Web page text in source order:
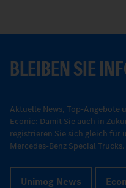
BLEIBEN SIE
Aktuelle News, Top-Angebote
Econic: Damit Sie auch in
registrieren Sie sich gleich für
Mercedes-Benz Special Trucks.
Unimog News